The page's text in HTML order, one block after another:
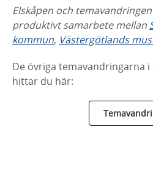
Elskåpen och
produktivt samarbete mellan
kommun, Västergötlands
De övriga temavandringarna i
hittar du här: